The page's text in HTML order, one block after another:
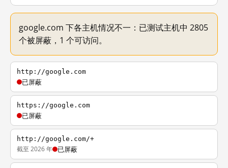
google.com 下各主机情况不一：已测试主机中 2805
个被屏蔽，1 个可访问。
http://google.com
已屏蔽
https://google.com
已屏蔽
http://google.com/+
截至 2026 年 已屏蔽